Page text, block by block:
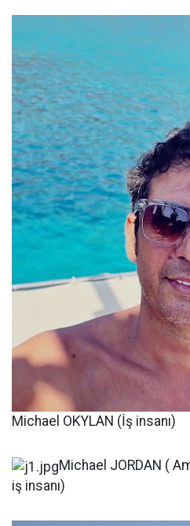
Michael OKYLAN (İş insanı)
Michael JORDAN (
iş insanı)